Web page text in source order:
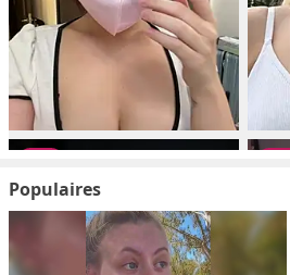
Populaires